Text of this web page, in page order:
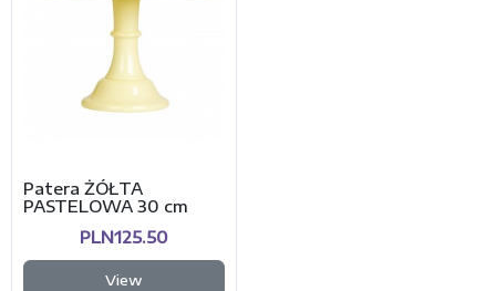
Patera ŻÓŁTA
PASTELOWA 30 cm
PLN125.50
View